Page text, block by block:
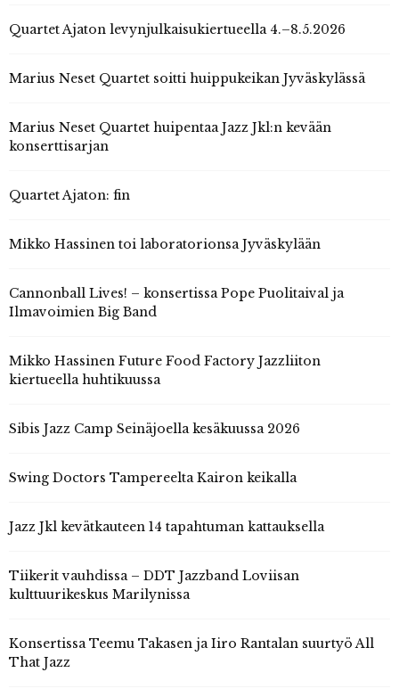
Quartet Ajaton levynjulkaisukiertueella 4.–8.5.2026
Marius Neset Quartet soitti huippukeikan Jyväskylässä
Marius Neset Quartet huipentaa Jazz Jkl:n kevään
konserttisarjan
Quartet Ajaton: fin
Mikko Hassinen toi laboratorionsa Jyväskylään
Cannonball Lives! – konsertissa Pope Puolitaival ja
Ilmavoimien Big Band
Mikko Hassinen Future Food Factory Jazzliiton
kiertueella huhtikuussa
Sibis Jazz Camp Seinäjoella kesäkuussa 2026
Swing Doctors Tampereelta Kairon keikalla
Jazz Jkl kevätkauteen 14 tapahtuman kattauksella
Tiikerit vauhdissa – DDT Jazzband Loviisan
kulttuurikeskus Marilynissa
Konsertissa Teemu Takasen ja Iiro Rantalan suurtyö All
That Jazz